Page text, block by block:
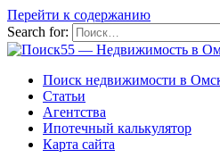
Перейти к содержанию
Search for:
Поиск недвижимости в
Статьи
Агентства
Ипотечный калькулятор
Карта сайта